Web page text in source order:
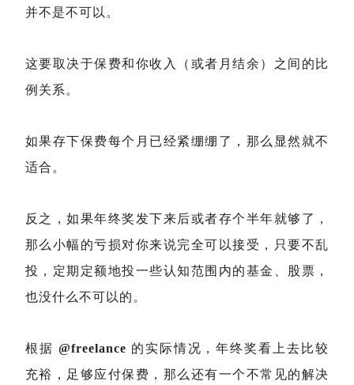
并不是不可以。
这要取决于保费和你收入（或者月结余）之间的比
例关系。
如果存下保费每个月已经紧绷绷了，那么显然就不
适合。
反之，如果年终奖发下来后或者存个半年就够了，
那么小幅的亏损对你来说完全可以接受，只要不乱
投，定期定额地投一些认知范围内的基金、股票，
也没什么不可以的。
根据 @freelance 的实际情况，年终奖看上去比较
充裕，足够应付保费，那么还有一个不常见的解决